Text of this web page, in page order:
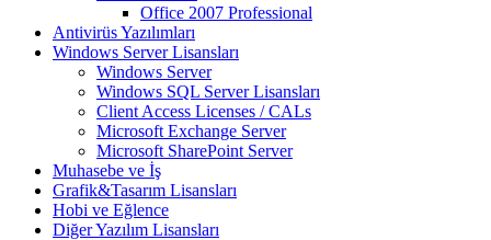
Office 2007 Professional
Antivirüs Yazılımları
Windows Server Lisansları
Windows Server
Windows SQL Server Lisansları
Client Access Licenses / CALs
Microsoft Exchange Server
Microsoft SharePoint Server
Muhasebe ve İş
Grafik&Tasarım Lisansları
Hobi ve Eğlence
Diğer Yazılım Lisansları